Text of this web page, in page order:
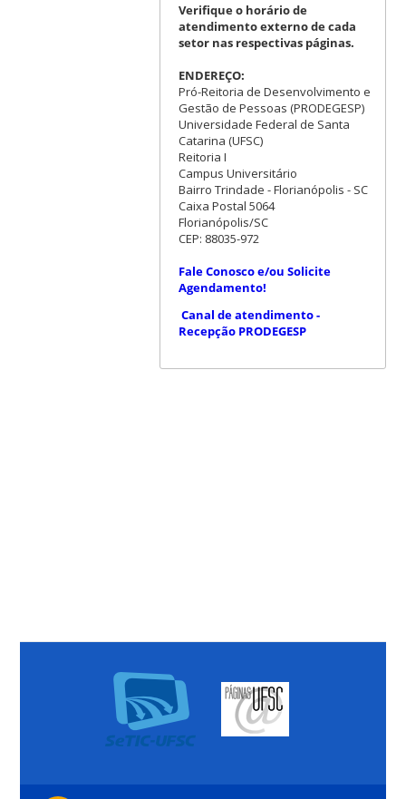
Verifique o horário de
atendimento externo de cada
setor nas respectivas páginas.
ENDEREÇO:
Pró-Reitoria de Desenvolvimento e
Gestão de Pessoas (PRODEGESP)
Universidade Federal de Santa
Catarina (UFSC)
Reitoria I
Campus Universitário
Bairro Trindade - Florianópolis - SC
Caixa Postal 5064
Florianópolis/SC
CEP: 88035-972
Fale Conosco e/ou Solicite
Agendamento!
Canal de atendimento -
Recepção PRODEGESP